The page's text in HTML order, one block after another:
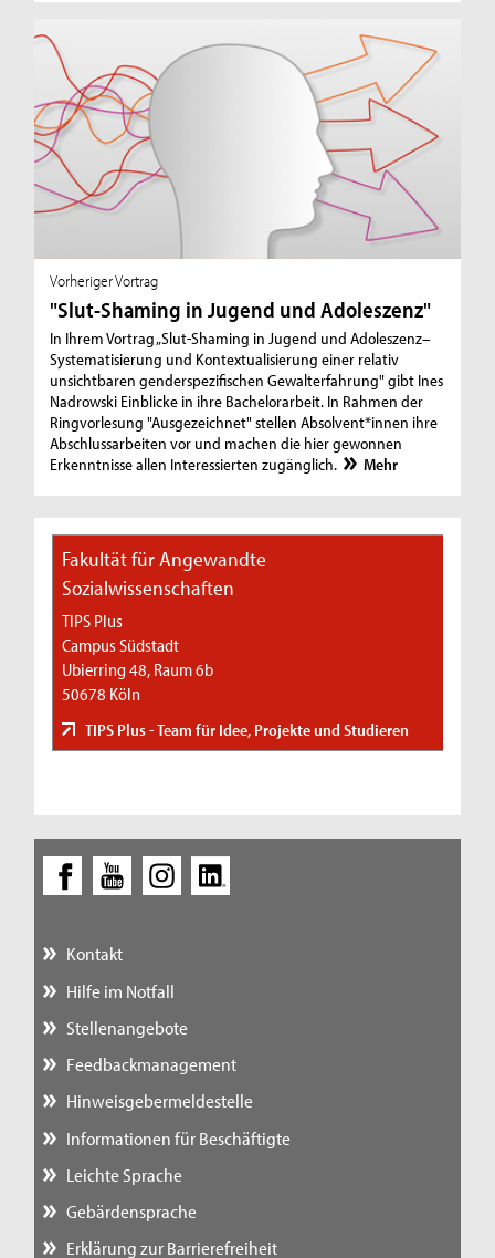
Vorheriger Vortrag
"Slut-Shaming in Jugend und Adoleszenz"
In Ihrem Vortrag „Slut-Shaming in Jugend und Adoleszenz–
Systematisierung und Kontextualisierung einer relativ
unsichtbaren genderspezifischen Gewalterfahrung" gibt Ines
Nadrowski Einblicke in ihre Bachelorarbeit. In Rahmen der
Ringvorlesung "Ausgezeichnet" stellen Absolvent*innen ihre
Abschlussarbeiten vor und machen die hier gewonnen
Erkenntnisse allen Interessierten zugänglich.
Mehr
Fakultät für Angewandte
Sozialwissenschaften
TIPS Plus
Campus Südstadt
Ubierring 48, Raum 6b
50678 Köln
TIPS Plus - Team für Idee, Projekte und Studieren
Kontakt
Hilfe im Notfall
Stellenangebote
Feedbackmanagement
Hinweisgebermeldestelle
Informationen für Beschäftigte
Leichte Sprache
Gebärdensprache
Erklärung zur Barrierefreiheit